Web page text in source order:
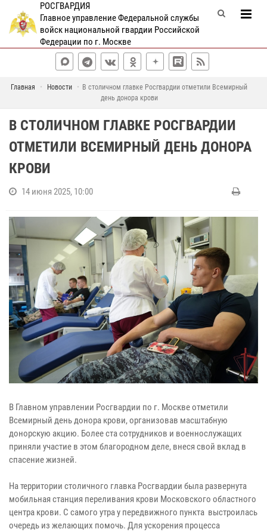
РОСГВАРДИЯ
Главное управление Федеральной службы
войск национальной гвардии Российской
Федерации по г. Москве
Главная Новости
В столичном главке Росгвардии отметили Всемирный
день донора крови
В СТОЛИЧНОМ ГЛАВКЕ РОСГВАРДИИ
ОТМЕТИЛИ ВСЕМИРНЫЙ ДЕНЬ ДОНОРА
КРОВИ
14 июня 2025, 10:00
В Главном управлении Росгвардии по г. Москве отметили
Всемирный день донора крови, организовав масштабную
донорскую акцию. Более ста сотрудников и военнослужащих
приняли участие в этом благородном деле, внеся свой вклад в
спасение жизней.
На территории столичного главка Росгвардии была развернута
мобильная станция переливания крови Московского областного
центра крови. С самого утра у передвижного пункта выстроилась
очередь из желающих помочь. Для ускорения процесса